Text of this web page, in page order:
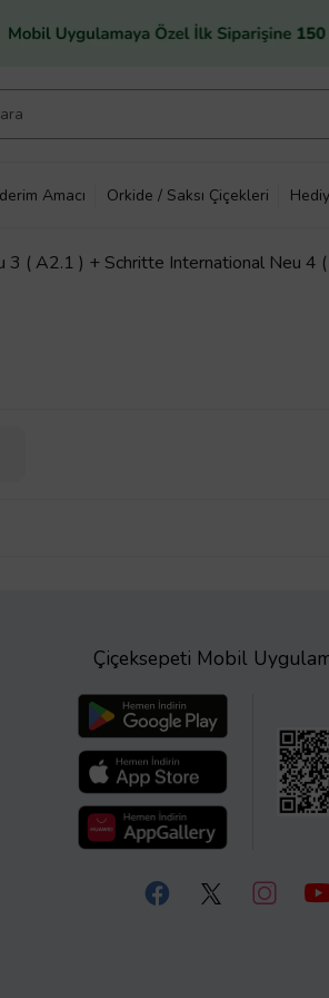
Amacı Orkide / Saksı Çiçekleri
3 ( A2.1 ) + Schritte International Neu 4
( B1.1 )
Çiçeksepeti Mobil